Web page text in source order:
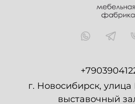
г. Новосибирск, улица
выставочный